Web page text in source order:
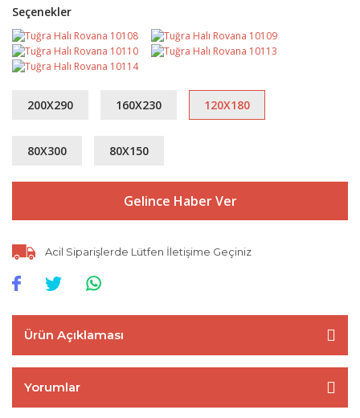
Seçenekler
200X290 160X230 120X180
80X300 80X150
Gelince Haber Ver
Acil Siparişlerde Lütfen İletişime Geçiniz
Ürün Açıklaması
Yorumlar